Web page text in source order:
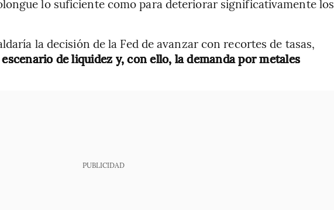
lo suficiente como para deteriorar significativamente los
la decisión de la Fed de avanzar con recortes de tasas,
de liquidez y, con ello, la demanda por metales
PUBLICIDAD